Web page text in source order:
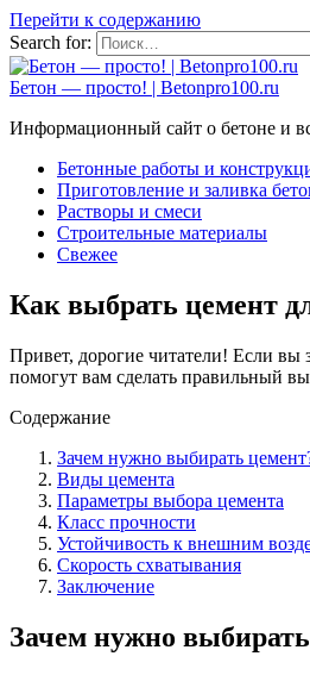
Перейти к содержанию
Search for:
Бетон — просто! | Betonpro100.ru
Информационный сайт о бетоне и
Бетонные работы и
Приготовление и заливка
Растворы и смеси
Строительные материалы
Свежее
Как выбрать цемент
Привет, дорогие читатели! Если вы
помогут вам сделать правильный
Содержание
Зачем нужно выбирать
Виды цемента
Параметры выбора цемента
Класс прочности
Устойчивость к внешним
Скорость схватывания
Заключение
Зачем нужно